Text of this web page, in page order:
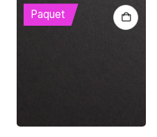
Paquet